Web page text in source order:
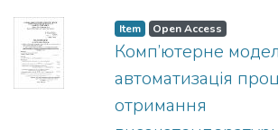
домішками пропану та
отримання
В проекті
технологічних
технологічна схема
Item Open Access
Комп’ютерне
автоматизація
отримання